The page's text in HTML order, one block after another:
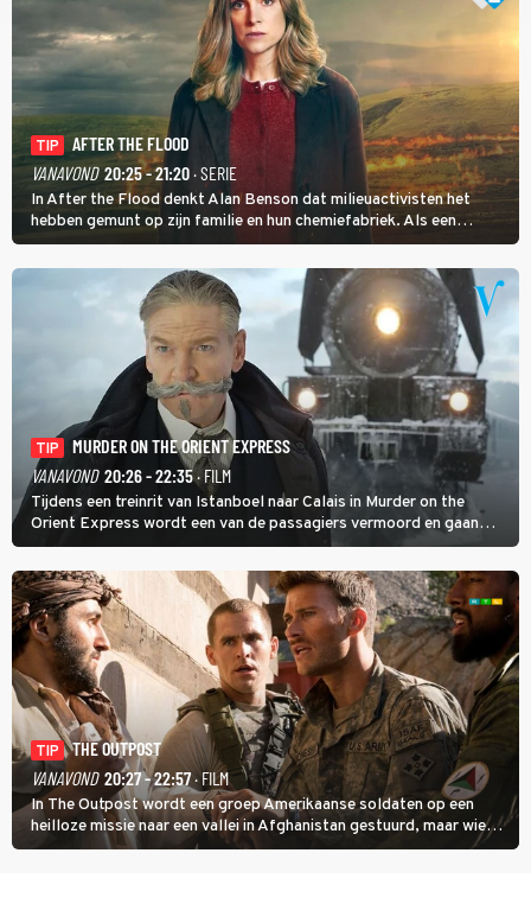
TIP
AFTER THE FLOOD
VANAVOND 20:25 - 21:20· SERIE
In After the Flood denkt Alan Benson dat milieuactivisten het
hebben gemunt op zijn familie en hun chemiefabriek. Als een
brandende boodschap in het veen de boel op scherp zet, besluit
Jo Marshall de jonge Finn Allen aan de tand te voelen.
TIP
MURDER ON THE ORIENT EXPRESS
VANAVOND 20:26 - 22:35· FILM
Tijdens een treinrit van Istanboel naar Calais in Murder on the
Orient Express wordt een van de passagiers vermoord en gaan
detective Hercule Poirot en zijn snor uitzoeken wie van de andere
treinreizigers de dader is.
TIP
THE OUTPOST
VANAVOND 20:27 - 22:57· FILM
In The Outpost wordt een groep Amerikaanse soldaten op een
heilloze missie naar een vallei in Afghanistan gestuurd, maar wie
overleeft daar een aanval?